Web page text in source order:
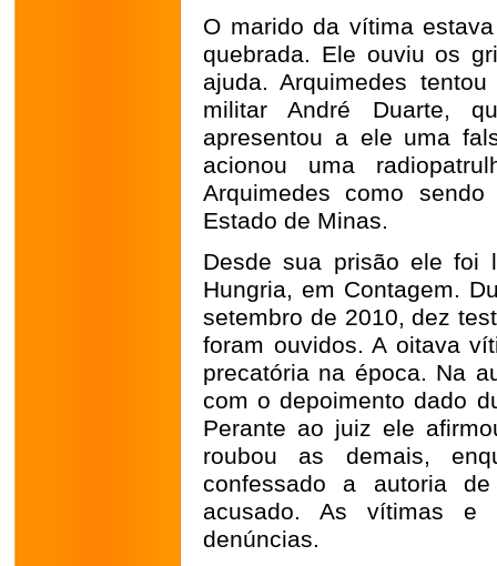
O marido da vítima
quebrada. Ele ouviu os
ajuda. Arquimedes
militar André Duarte,
apresentou a ele uma
acionou uma
Arquimedes como
Estado de Minas.
Desde sua prisão ele foi
Hungria, em Contagem.
setembro de 2010, dez
foram ouvidos. A oitava
precatória na época. Na
com o depoimento dado
Perante ao juiz ele
roubou as demais,
confessado a autoria
acusado. As vítimas e
denúncias.